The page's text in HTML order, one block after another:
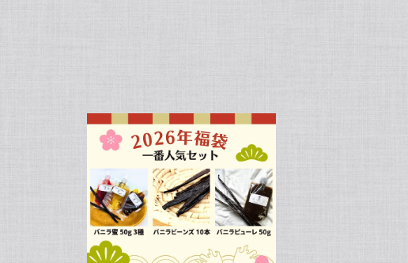
していただき感謝申し上げます。また機会がございまし
を何卒よろしくお願い申し上げます。